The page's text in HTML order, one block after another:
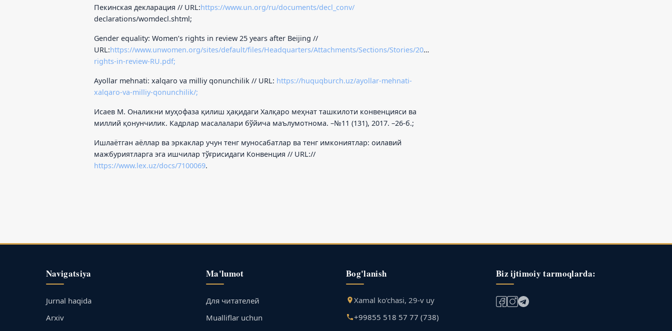
Пекинская декларация // URL:https://www.un.org/ru/documents/decl_conv/
declarations/womdecl.shtml;
Gender equality: Women’s rights in review 25 years after Beijing //
URL:https://www.unwomen.org/sites/default/files/Headquarters/Attachments/Sections/Stories/2020/Womens-
rights-in-review-RU.pdf;
Ayollar mehnati: xalqaro va milliy qonunchilik // URL: https://huquqburch.uz/ayollar-mehnati-
xalqaro-va-milliy-qonunchilik/;
Исаев М. Оналикни муҳофаза қилиш ҳақидаги Халқаро меҳнат ташкилоти конвенцияси ва
миллий қонунчилик. Кадрлар масалалари бўйича маълумотнома. –№11 (131), 2017. –26-б.;
Ишлаётган аёллар ва эркаклар учун тенг муносабатлар ва тенг имкониятлар: оилавий
мажбуриятларга эга ишчилар тўғрисидаги Конвенция // URL://
https://www.lex.uz/docs/7100069.
Navigatsiya
Jurnal haqida
Arxiv
Ma'lumot
Для читателей
Mualliflar uchun
Bog'lanish
Xamal ko‘chasi, 29-v uy
+99855 518 57 77 (738)
Biz ijtimoiy tarmoqlarda: